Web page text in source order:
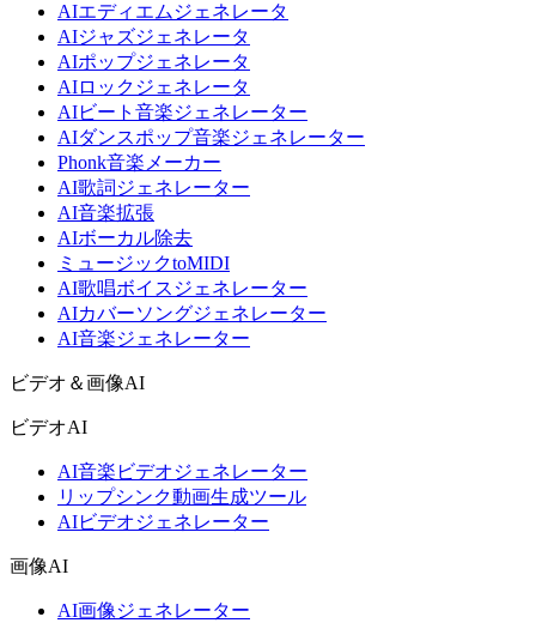
AIエディエムジェネレータ
AIジャズジェネレータ
AIポップジェネレータ
AIロックジェネレータ
AIビート音楽ジェネレーター
AIダンスポップ音楽ジェネレーター
Phonk音楽メーカー
AI歌詞ジェネレーター
AI音楽拡張
AIボーカル除去
ミュージックtoMIDI
AI歌唱ボイスジェネレーター
AIカバーソングジェネレーター
AI音楽ジェネレーター
ビデオ＆画像AI
ビデオAI
AI音楽ビデオジェネレーター
リップシンク動画生成ツール
AIビデオジェネレーター
画像AI
AI画像ジェネレーター